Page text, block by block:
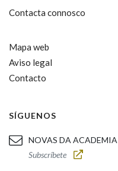
Contacta connosco
Mapa web
Aviso legal
Contacto
SÍGUENOS
NOVAS DA ACADEMIA
Subscríbete